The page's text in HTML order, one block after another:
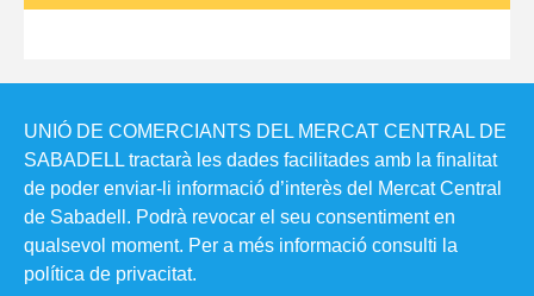
UNIÓ DE COMERCIANTS DEL MERCAT CENTRAL DE
SABADELL tractarà les dades facilitades amb la finalitat
de poder enviar-li informació d’interès del Mercat Central
de Sabadell. Podrà revocar el seu consentiment en
qualsevol moment. Per a més informació consulti la
política de privacitat​.